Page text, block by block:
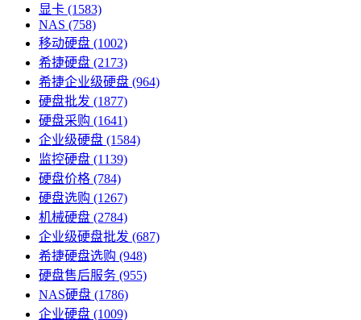
显卡 (1583)
NAS (758)
移动硬盘 (1002)
希捷硬盘 (2173)
希捷企业级硬盘 (964)
硬盘批发 (1877)
硬盘采购 (1641)
企业级硬盘 (1584)
监控硬盘 (1139)
硬盘价格 (784)
硬盘选购 (1267)
机械硬盘 (2784)
企业级硬盘批发 (687)
希捷硬盘选购 (948)
硬盘售后服务 (955)
NAS硬盘 (1786)
企业硬盘 (1009)